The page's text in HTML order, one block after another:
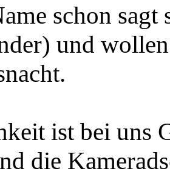
schon
und
ist bei uns
die